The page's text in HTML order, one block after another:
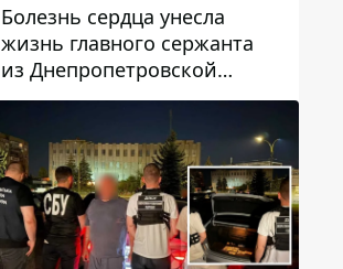
Болезнь сердца унесла
жизнь главного сержанта
из Днепропетровской
области Юрия Свистуна